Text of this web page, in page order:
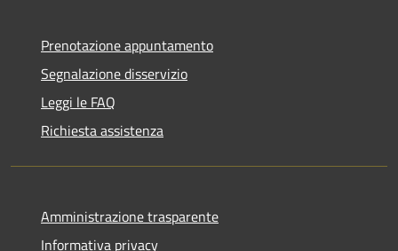
Prenotazione appuntamento
Segnalazione disservizio
Leggi le FAQ
Richiesta assistenza
Amministrazione trasparente
Informativa privacy